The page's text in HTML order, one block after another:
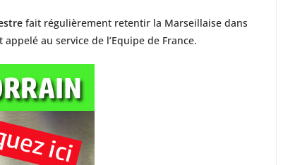
fait régulièrement retentir la Marseillaise dans
au service de l’Equipe de France.